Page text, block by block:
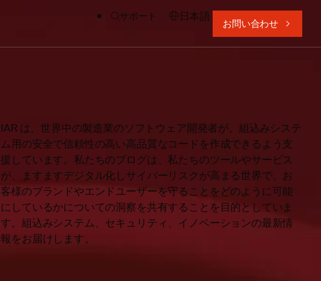
サポート 日本語
お問い合わせ
IAR は、世界中の製造業のソフトウェア開発者が、組込みシステ
ム用の安全で信頼性の高い高品質なコードを作成できるよう支
援しています。私たちのブログは、私たちのツールやサービス
が、ますますデジタル化しサイバーリスクが高まる世界で、お
客様のブランドやエンドユーザーを守ることをどのように可能
にしているかについての洞察を共有することを目的としていま
す。組込みシステム、セキュリティ、イノベーションの最新情
報をお届けします。